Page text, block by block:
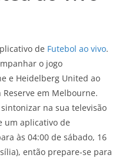
de Futebol ao vivo.
o jogo
e Heidelberg United ao
em Melbourne.
na sua televisão
um aplicativo de
às 04:00 de sábado, 16
então prepare-se para